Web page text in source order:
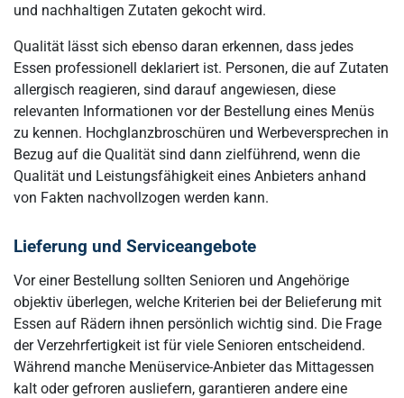
und nachhaltigen Zutaten gekocht wird.
Qualität lässt sich ebenso daran erkennen, dass jedes
Essen professionell deklariert ist. Personen, die auf Zutaten
allergisch reagieren, sind darauf angewiesen, diese
relevanten Informationen vor der Bestellung eines Menüs
zu kennen. Hochglanzbroschüren und Werbeversprechen in
Bezug auf die Qualität sind dann zielführend, wenn die
Qualität und Leistungsfähigkeit eines Anbieters anhand
von Fakten nachvollzogen werden kann.
Lieferung und Serviceangebote
Vor einer Bestellung sollten Senioren und Angehörige
objektiv überlegen, welche Kriterien bei der Belieferung mit
Essen auf Rädern ihnen persönlich wichtig sind. Die Frage
der Verzehrfertigkeit ist für viele Senioren entscheidend.
Während manche Menüservice-Anbieter das Mittagessen
kalt oder gefroren ausliefern, garantieren andere eine